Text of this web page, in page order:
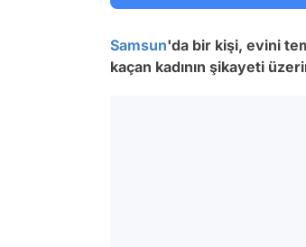
Samsun'da bir kişi, evini
kaçan kadının şikayeti